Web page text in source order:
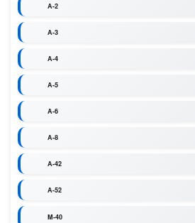
A-2
A-3
A-4
A-5
A-6
A-8
A-42
A-52
M-40